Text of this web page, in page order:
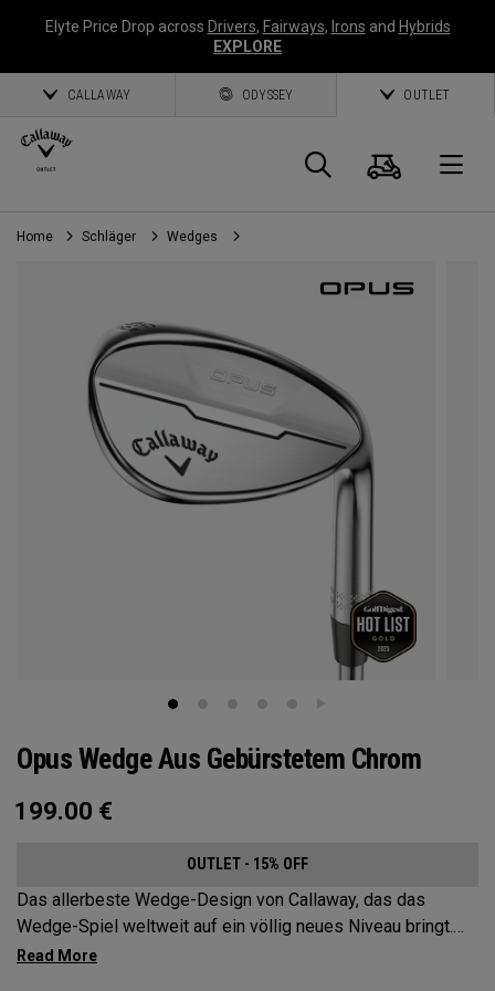
Elyte Price Drop across Drivers, Fairways, Irons and Hybrids
EXPLORE
CALLAWAY ODYSSEY OUTLET
Suche
Home Schläger Wedges
Opus Wedge Aus Gebürstetem Chrom
199.00 €
OUTLET - 15% OFF
Das allerbeste Wedge-Design von Callaway, das das
Wedge-Spiel weltweit auf ein völlig neues Niveau bringt.
Mit dem Einsatz der bahnbrechenden Spin Gen Face